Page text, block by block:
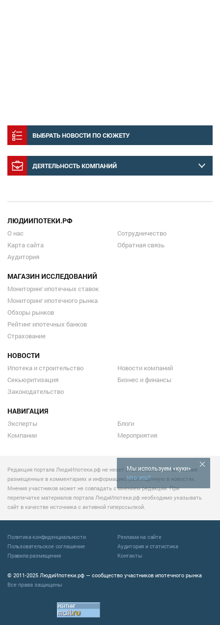
ВЫБРАТЬ НОВОСТИ ПО СЮЖЕТУ
ДЕЯТЕЛЬНОСТЬ КОМПАНИЙ
Мы используем «куки»
Что это?
ЛЮДИИПОТЕКИ.РФ
О нас
Карта сайта
Аудитория
Сотрудничество
Обратная связь
МАГАЗИН ИССЛЕДОВАНИЙ
Мониторинг ипотечных ставок
Мониторинг ипотечного рынка
Обзоры рынков
Рейтинг ипотечных банков
Страхование
НОВОСТИ
Ипотека и строительство
Секьюритизация
Законодательство
Новости компаний
Бизнес и финансы
НАВИГАЦИЯ
Эксперты
Компании
Блоги
Мероприятия
Редакция портала ЛюдиИпотеки.рф не несет ответственности за мнения
размещенные в комментариях и информацию, размещенную в новостях.
Мнения участников может не совпадать с мнением редакции. При
перепечатке материалов портала ЛюдиИпотеки.рф необходимо указывать
сайт в качестве источника с активной гиперссылкой.
© 2011-2025 ЛюдиИпотеки.рф — сообщество участников ипотечного рынка
Все права защищены
Политика конфиденциальности
Пользовательское соглашение
Правила размещения
Реклама на сайте
Аудитория и статистика
Контакты